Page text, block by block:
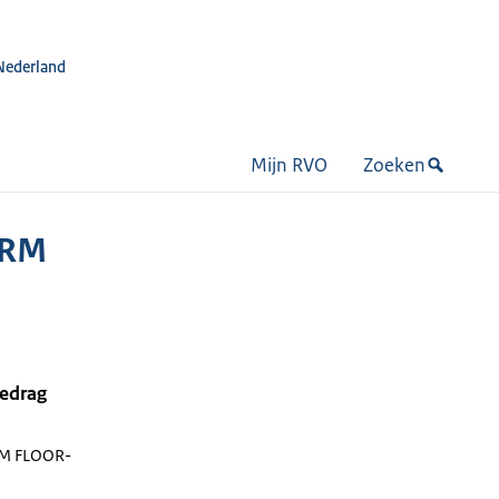
Mijn RVO Zoeken
FLOOR-